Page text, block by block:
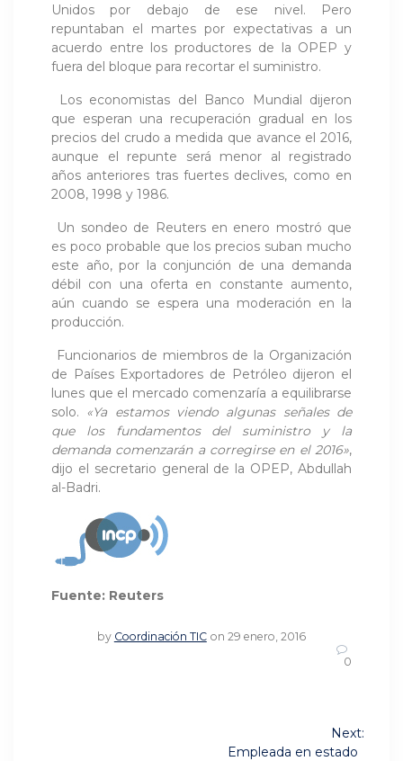
Unidos por debajo de ese nivel. Pero
repuntaban el martes por expectativas a un
acuerdo entre los productores de la OPEP y
fuera del bloque para recortar el suministro.
Los economistas del Banco Mundial dijeron
que esperan una recuperación gradual en los
precios del crudo a medida que avance el 2016,
aunque el repunte será menor al registrado
años anteriores tras fuertes declives, como en
2008, 1998 y 1986.
Un sondeo de Reuters en enero mostró que
es poco probable que los precios suban mucho
este año, por la conjunción de una demanda
débil con una oferta en constante aumento,
aún cuando se espera una moderación en la
producción.
Funcionarios de miembros de la Organización
de Países Exportadores de Petróleo dijeron el
lunes que el mercado comenzaría a equilibrarse
solo. «Ya estamos viendo algunas señales de
que los fundamentos del suministro y la
demanda comenzarán a corregirse en el 2016»,
dijo el secretario general de la OPEP, Abdullah
al-Badri.
Fuente: Reuters
by Coordinación TIC on 29 enero, 2016
0
Next:
Next
Empleada en estado